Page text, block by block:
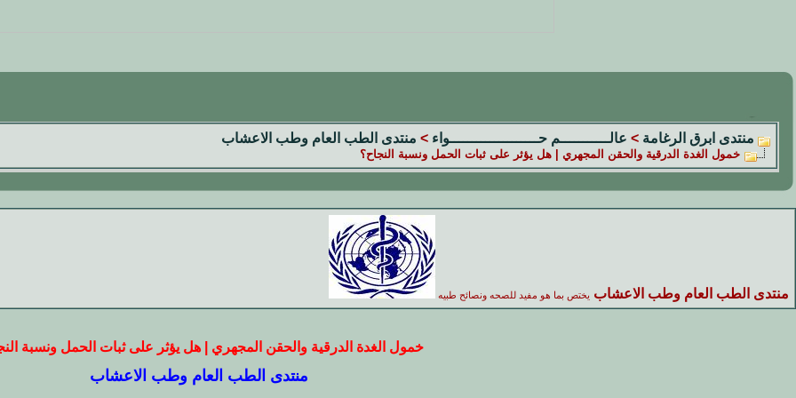
منتدى ابرق الرغامة > عالـــــــــــم حــــــــــــــــــــواء > منتدى الطب العام وطب الاعشاب
خمول الغدة الدرقية والحقن المجهري | هل يؤثر على ثبات الحمل ونسبة النجاح؟
منتدى الطب العام وطب الاعشاب يختص بما هو مفيد للصحه ونصائح طبيه
خمول الغدة الدرقية والحقن المجهري | هل يؤثر على ثبات الحمل ونسبة
منتدى الطب العام وطب الاعشاب